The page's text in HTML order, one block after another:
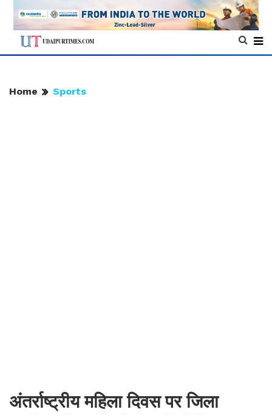
Home Sports
अंतर्राष्ट्रीय महिला दिवस पर जिला